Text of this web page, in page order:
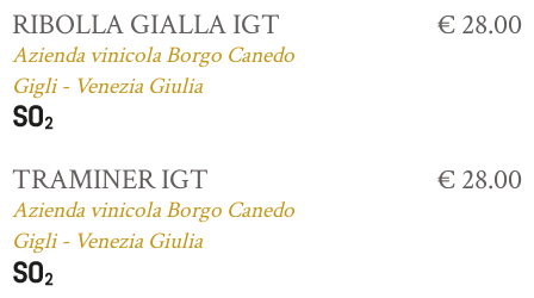
RIBOLLA GIALLA IGT
Azienda vinicola Borgo Canedo
Gigli - Venezia Giulia
€ 28.00
TRAMINER IGT
Azienda vinicola Borgo Canedo
Gigli - Venezia Giulia
€ 28.00